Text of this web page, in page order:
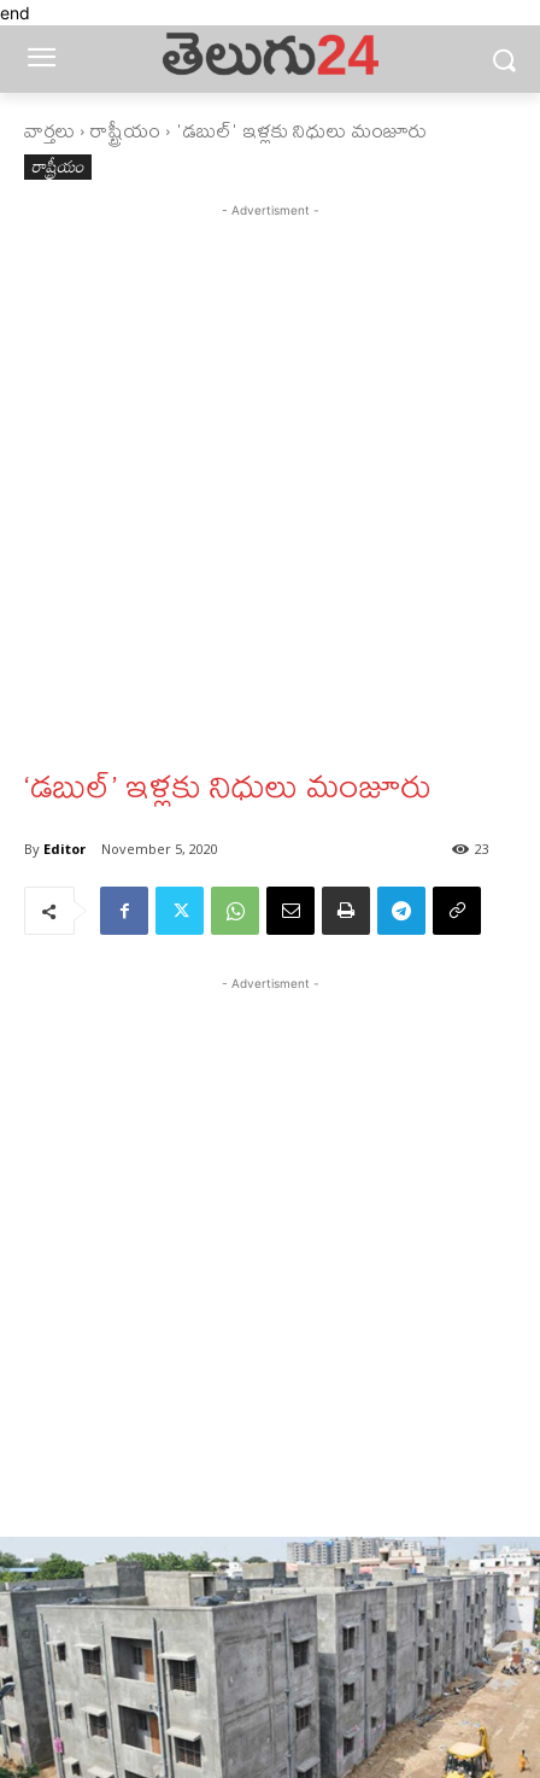
end
వార్తలు రాష్ట్రీయం 'డబుల్‌' ఇళ్లకు నిధులు మంజూరు
రాష్ట్రీయం
- Advertisment -
‘డబుల్‌’ ఇళ్లకు నిధులు మంజూరు
By Editor November 5, 2020 23
- Advertisment -